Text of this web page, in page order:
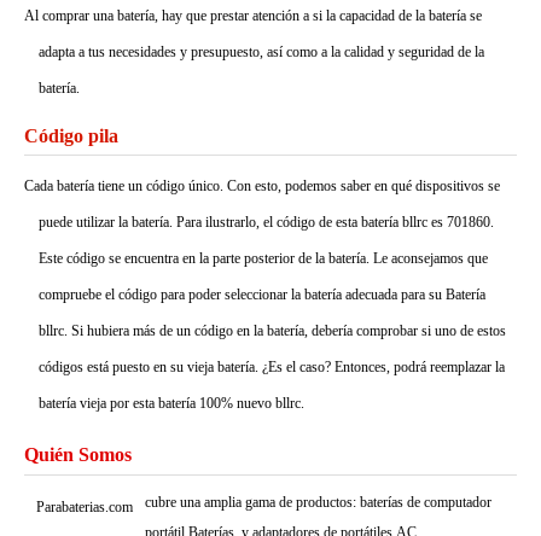
Al comprar una batería, hay que prestar atención a si la capacidad de la batería se
adapta a tus necesidades y presupuesto, así como a la calidad y seguridad de la
batería.
Código pila
Cada batería tiene un código único. Con esto, podemos saber en qué dispositivos se
puede utilizar la batería. Para ilustrarlo, el código de esta batería bllrc es 701860.
Este código se encuentra en la parte posterior de la batería. Le aconsejamos que
compruebe el código para poder seleccionar la batería adecuada para su Batería
bllrc. Si hubiera más de un código en la batería, debería comprobar si uno de estos
códigos está puesto en su vieja batería. ¿Es el caso? Entonces, podrá reemplazar la
batería vieja por esta batería 100% nuevo bllrc.
Quién Somos
Parabaterias.com
cubre una amplia gama de productos: baterías de computador
portátil,Baterías, y adaptadores de portátiles,AC